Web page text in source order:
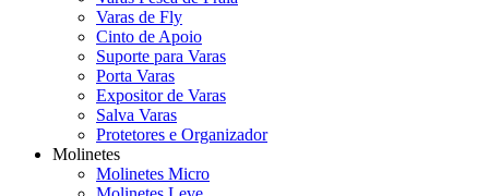
Varas de Fly
Cinto de Apoio
Suporte para Varas
Porta Varas
Expositor de Varas
Salva Varas
Protetores e Organizador
Molinetes
Molinetes Micro